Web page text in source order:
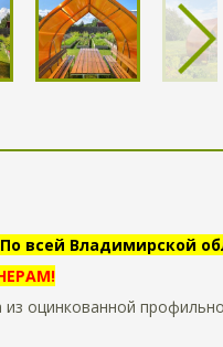
всей Владимирской
из оцинкованной